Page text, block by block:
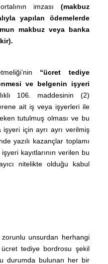
imzası (makbuz
yapılan ödemelerde
makbuz veya banka
“ücret tediye
ve belgenin işyeri
106. maddesinin (2)
ait iş veya işyerleri ile
tutulmuş olması ve bu
için ayrı ayrı verilmiş
yazılı kazançlar toplamı
kayıtlarının verilen bu
nitelikte olduğu kabul
unsurdan herhangi
tediye bordrosu şekil
durumda bulunan her bir